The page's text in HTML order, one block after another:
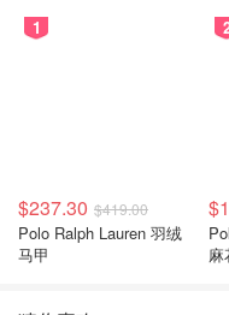
1
$237.30 $419.00
Polo Ralph Lauren 羽绒
马甲
麻